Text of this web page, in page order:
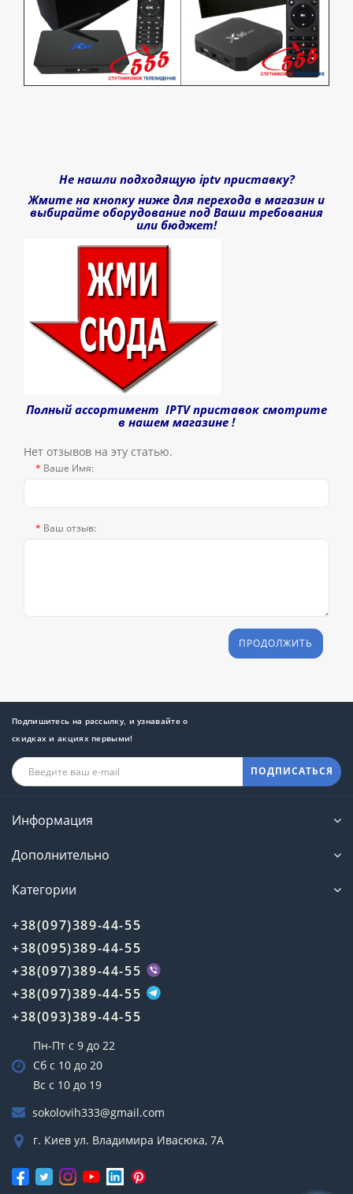
Не нашли подходящую iptv приставку?
Жмите на кнопку ниже для перехода в магазин и
выбирайте оборудование под Ваши требования
или бюджет!
Полный ассортимент IPTV приставок смотрите
в нашем магазине !
Нет отзывов на эту статью.
Ваше Имя:
Ваш отзыв:
ПРОДОЛЖИТЬ
Подпишитесь на рассылку, и узнавайте о
скидках и акциях первыми!
ПОДПИСАТЬСЯ
Информация
Дополнительно
Категории
+38(097)389-44-55
+38(095)389-44-55
+38(097)389-44-55
+38(097)389-44-55
+38(093)389-44-55
Пн-Пт с 9 до 22
Сб с 10 до 20
Вс с 10 до 19
sokolovih333@gmail.com
г. Киев ул. Владимира Ивасюка, 7А